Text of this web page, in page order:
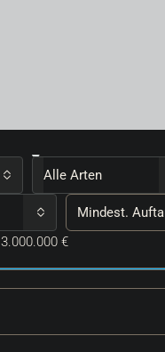
Alle Arten
3.000.000 €